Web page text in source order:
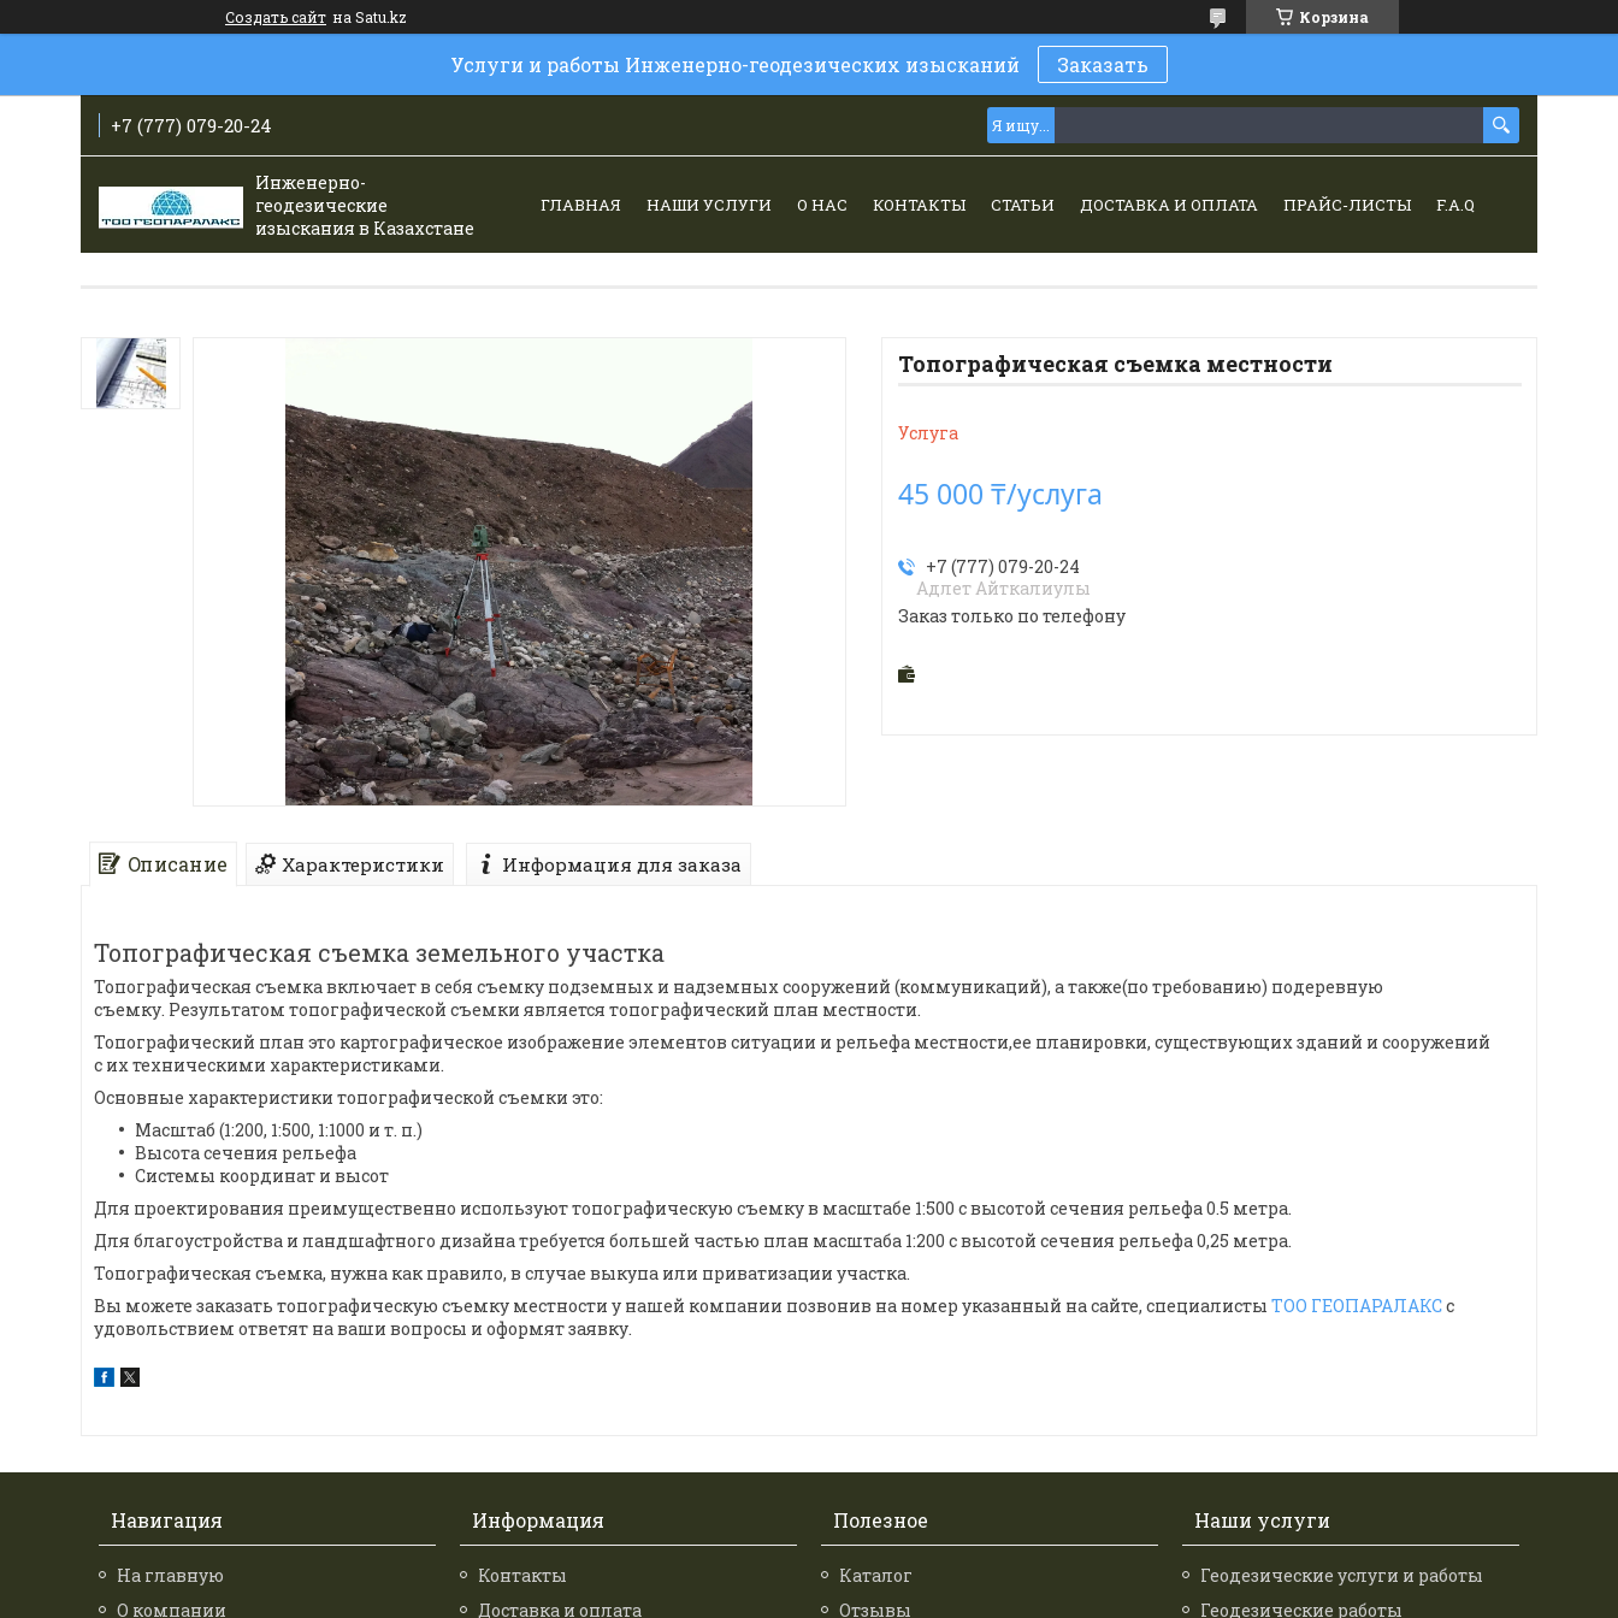
Создать сайт на Satu.kz Корзина
Услуги и работы Инженерно-геодезических изысканий Заказать
+7 (777) 079-20-24
Инженерно-
геодезические
изыскания в Казахстане
ГЛАВНАЯ НАШИ УСЛУГИ О НАС КОНТАКТЫ СТАТЬИ ДОСТАВКА И ОПЛАТА ПРАЙС-ЛИСТЫ F.A.Q
Топографическая съемка местности
Услуга
45 000 ₸/услуга
+7 (777) 079-20-24
Адлет Айткалиулы
Заказ только по телефону
Описание Характеристики Информация для заказа
Топографическая съемка земельного участка
Топографическая съемка включает в себя съемку подземных и надземных сооружений (коммуникаций), а также(по требованию) подеревную
съемку. Результатом топографической съемки является топографический план местности.
Топографический план это картографическое изображение элементов ситуации и рельефа местности,ее планировки, существующих зданий и сооружений
с их техническими характеристиками.
Основные характеристики топографической съемки это:
Масштаб (1:200, 1:500, 1:1000 и т. п.)
Высота сечения рельефа
Системы координат и высот
Для проектирования преимущественно используют топографическую съемку в масштабе 1:500 с высотой сечения рельефа 0.5 метра.
Для благоустройства и ландшафтного дизайна требуется большей частью план масштаба 1:200 с высотой сечения рельефа 0,25 метра.
Топографическая съемка, нужна как правило, в случае выкупа или приватизации участка.
Вы можете заказать топографическую съемку местности у нашей компании позвонив на номер указанный на сайте, специалисты ТОО ГЕОПАРАЛАКСс
удовольствием ответят на ваши вопросы и оформят заявку.
Навигация
На главную
О компании
Информация
Контакты
Доставка и оплата
Полезное
Каталог
Отзывы
Наши услуги
Геодезические услуги и работы
Геодезические работы